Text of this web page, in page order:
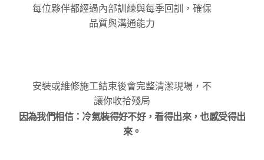
每位夥伴都經過內部訓練與每季回訓，確保
品質與溝通能力
安裝或維修施工結束後會完整清潔現場，不
讓你收拾殘局
因為我們相信：冷氣裝得好不好，看得出來，也感受得出
來。